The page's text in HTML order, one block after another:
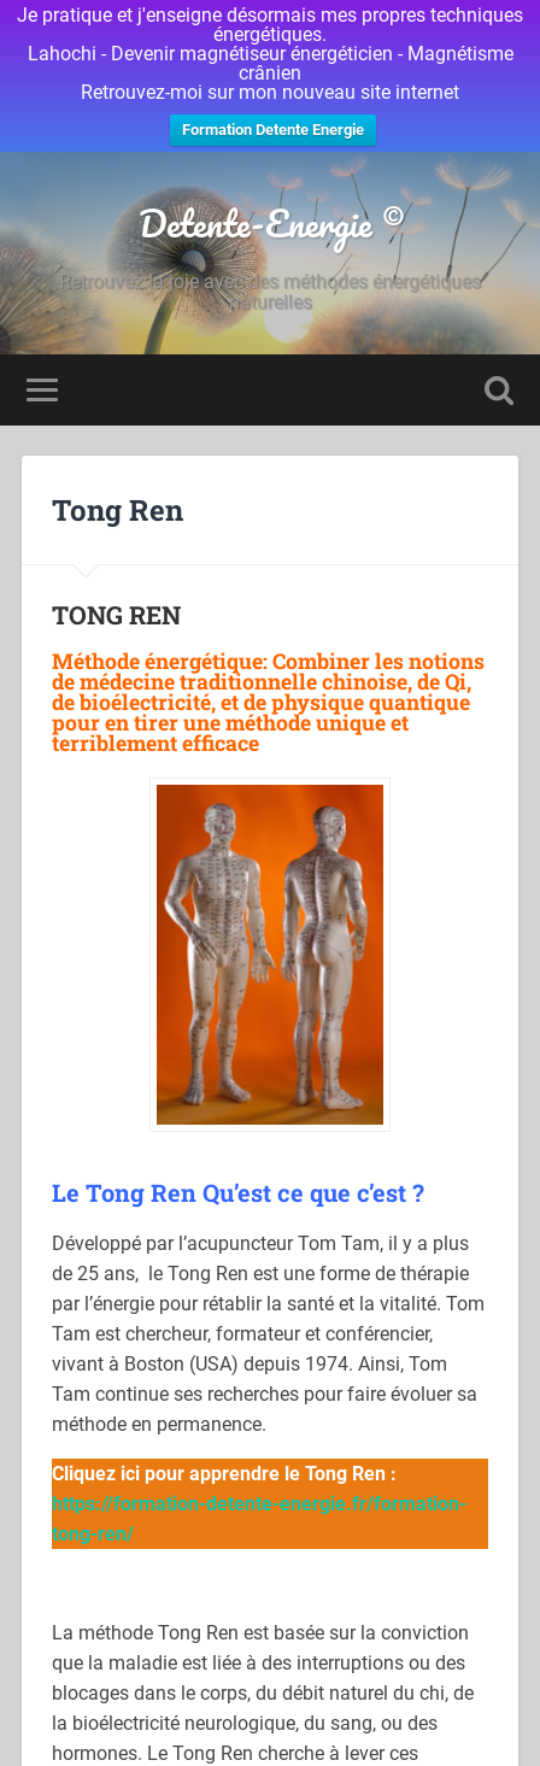
Je pratique et j'enseigne désormais mes propres techniques
énergétiques.
Lahochi - Devenir magnétiseur énergéticien - Magnétisme
crânien
Retrouvez-moi sur mon nouveau site internet
Formation Detente Energie
Detente-Energie ©
Retrouvez la joie avec des méthodes énergétiques
naturelles
Tong Ren
TONG REN
Méthode énergétique: Combiner les notions
de médecine traditionnelle chinoise, de Qi,
de bioélectricité, et de physique quantique
pour en tirer une méthode unique et
terriblement efficace
Le Tong Ren Qu’est ce que c’est?
Développé par l’acupuncteur Tom Tam, il y a plus
de 25 ans, le Tong Ren est une forme de thérapie
par l’énergie pour rétablir la santé et la vitalité. Tom
Tam est chercheur, formateur et conférencier,
vivant à Boston (USA) depuis 1974. Ainsi, Tom
Tam continue ses recherches pour faire évoluer sa
méthode en permanence.
Cliquez ici pour apprendre le Tong Ren :
https://formation-detente-energie.fr/formation-
tong-ren/
La méthode Tong Ren est basée sur la conviction
que la maladie est liée à des interruptions ou des
blocages dans le corps, du débit naturel du chi, de
la bioélectricité neurologique, du sang, ou des
hormones. Le Tong Ren cherche à lever ces